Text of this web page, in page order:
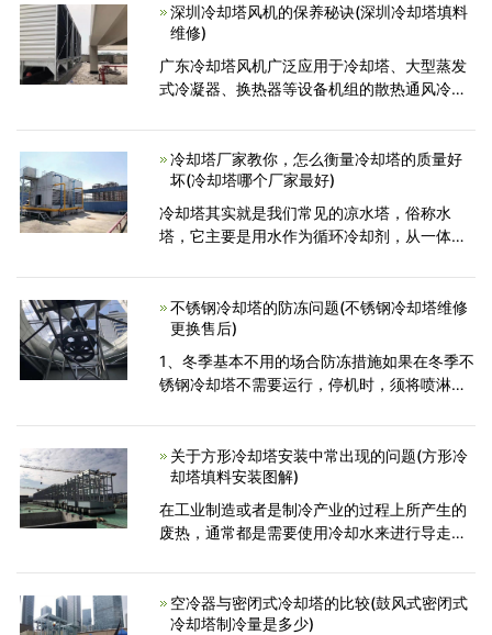
深圳冷却塔风机的保养秘诀(深圳冷却塔填料
维修)
广东冷却塔风机广泛应用于冷却塔、大型蒸发
式冷凝器、换热器等设备机组的散热通风冷
运行可靠等特点。但是风机长期运行，容易导
致严重的腐蚀问题
冷却塔厂家教你，怎么衡量冷却塔的质量好
坏(冷却塔哪个厂家最好)
冷却塔其实就是我们常见的凉水塔，俗称水
塔，它主要是用水作为循环冷却剂，从一体系
其冷却的原理是利用水与空气活动触摸后进行
冷热交换发生蒸汽，蒸
不锈钢冷却塔的防冻问题(不锈钢冷却塔维修
更换售后)
1、冬季基本不用的场合防冻措施如果在冬季不
锈钢冷却塔不需要运行，停机时，须将喷淋水
采用立体倾斜式结构，确保了流水畅通和排空
干净。换热器顶
关于方形冷却塔安装中常出现的问题(方形冷
却塔填料安装图解)
在工业制造或者是制冷产业的过程上所产生的
废热，通常都是需要使用冷却水来进行导走。
却水在塔里面和空气来进行一个热交换，让废
热传输给空气你
空冷器与密闭式冷却塔的比较(鼓风式密闭式
冷却塔制冷量是多少)